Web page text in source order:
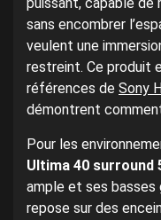
puissant, capable
sans encombrer
veulent une
restreint. Ce produit
références de Sony
démontrent
Pour les
Ultima 40 surround
ample et ses basses
repose sur des